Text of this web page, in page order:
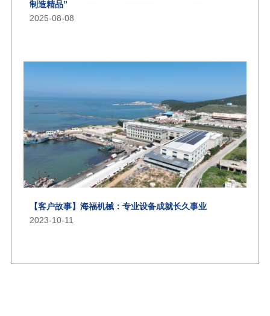
制造精品”
2025-08-08
【客户故事】海福机械：专业设备成就长久事业
2023-10-11